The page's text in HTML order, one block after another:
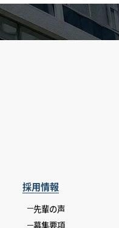
採用情報
先輩の声
募集要項